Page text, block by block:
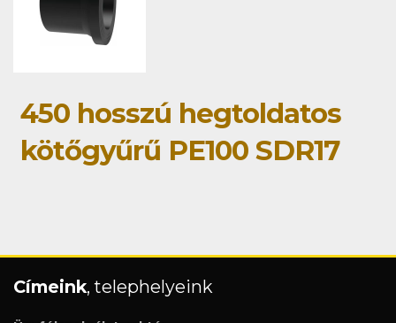
450 hosszú hegtoldatos
kötőgyűrű PE100 SDR17
Címeink, telephelyeink